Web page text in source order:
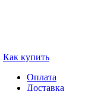
Как купить
Оплата
Доставка